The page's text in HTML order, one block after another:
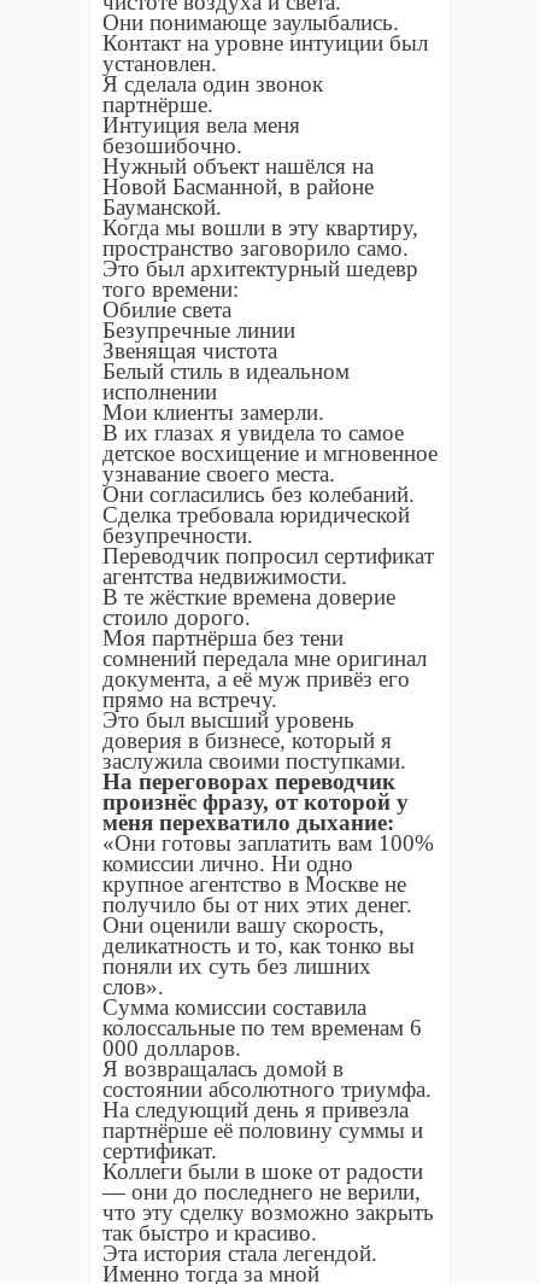
Они понимающе заулыбались.
Контакт на уровне интуиции был
установлен.
Я сделала один звонок
партнёрше.
Интуиция вела меня
безошибочно.
Нужный объект нашёлся на
Новой Басманной, в районе
Бауманской.
Когда мы вошли в эту квартиру,
пространство заговорило само.
Это был архитектурный шедевр
того времени:
Обилие света
Безупречные линии
Звенящая чистота
Белый стиль в идеальном
исполнении
Мои клиенты замерли.
В их глазах я увидела то самое
детское восхищение и мгновенное
узнавание своего места.
Они согласились без колебаний.
Сделка требовала юридической
безупречности.
Переводчик попросил сертификат
агентства недвижимости.
В те жёсткие времена доверие
стоило дорого.
Моя партнёрша без тени
сомнений передала мне оригинал
документа, а её муж привёз его
прямо на встречу.
Это был высший уровень
доверия в бизнесе, который я
заслужила своими поступками.
На переговорах переводчик
произнёс фразу, от которой у
меня перехватило дыхание:
«Они готовы заплатить вам 100%
комиссии лично. Ни одно
крупное агентство в Москве не
получило бы от них этих денег.
Они оценили вашу скорость,
деликатность и то, как тонко вы
поняли их суть без лишних
слов».
Сумма комиссии составила
колоссальные по тем временам 6
000 долларов.
Я возвращалась домой в
состоянии абсолютного триумфа.
На следующий день я привезла
партнёрше её половину суммы и
сертификат.
Коллеги были в шоке от радости
— они до последнего не верили,
что эту сделку возможно закрыть
так быстро и красиво.
Эта история стала легендой.
Именно тогда за мной